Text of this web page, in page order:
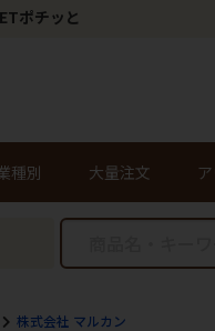
ポチッと
種別 大量注文
株式会社 マルカン